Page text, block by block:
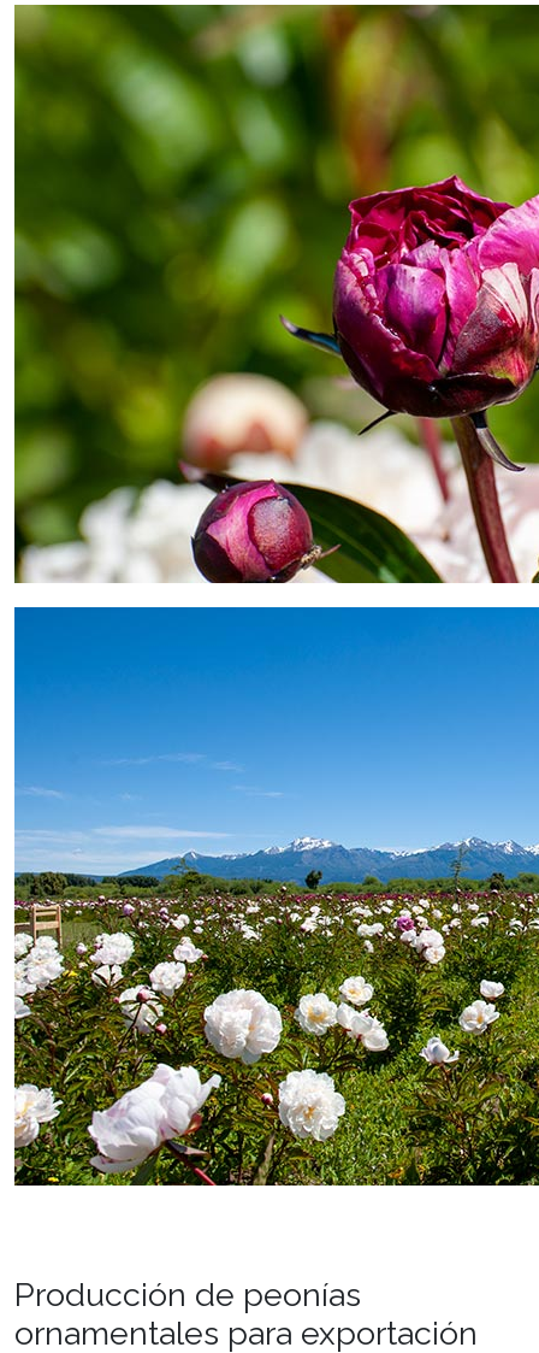
Producción de peonías
ornamentales para exportación